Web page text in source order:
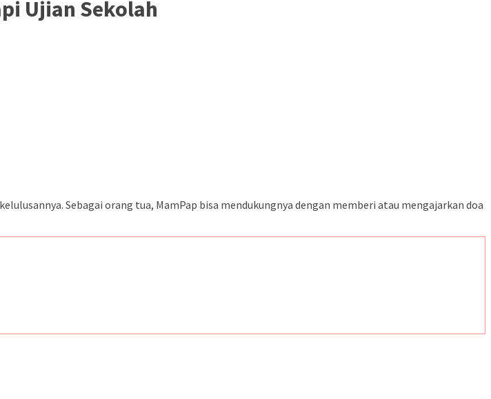
Ujian Sekolah
Sebagai orang tua, MamPap bisa mendukungnya dengan memberi atau mengajarkan doa